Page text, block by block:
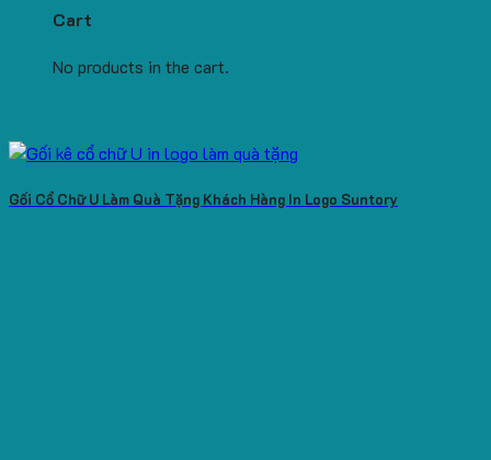
Cart
No products in the cart.
Gối Cổ Chữ U Làm Quà Tặng Khách Hàng In Logo Suntory